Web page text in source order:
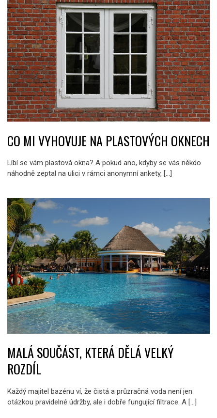
CO MI VYHOVUJE NA PLASTOVÝCH OKNECH
Líbí se vám plastová okna? A pokud ano, kdyby se vás někdo
náhodně zeptal na ulici v rámci anonymní ankety, […]
MALÁ SOUČÁST, KTERÁ DĚLÁ VELKÝ
ROZDÍL
Každý majitel bazénu ví, že čistá a průzračná voda není jen
otázkou pravidelné údržby, ale i dobře fungující filtrace. A […]